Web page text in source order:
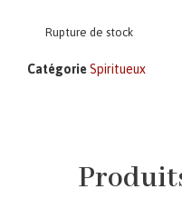
Rupture de stock
Catégorie Spiritueux